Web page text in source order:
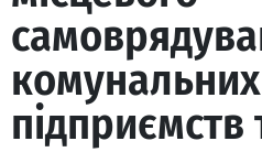
комунальних
підприємств